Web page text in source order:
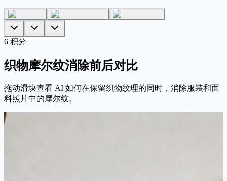
6 积分
织物摩尔纹消除前后对比
拖动滑块查看 AI 如何在保留织物纹理的同时，消除服装和面
料照片中的摩尔纹。